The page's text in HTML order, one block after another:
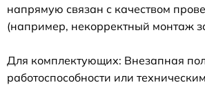
напрямую связан с качеством
(например, некорректный монтаж
Для комплектующих: Внезапная
работоспособности или